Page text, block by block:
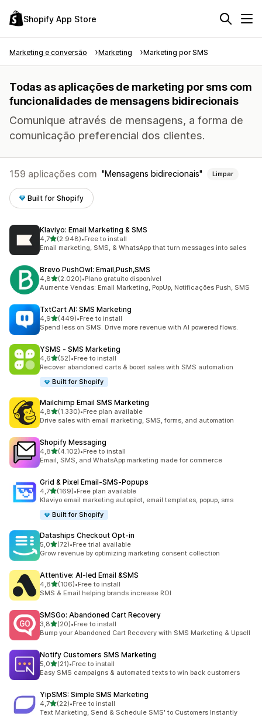
Shopify App Store
Marketing e conversão Marketing Marketing por SMS
Todas as aplicações de marketing por sms com
funcionalidades de mensagens bidirecionais
Comunique através de mensagens, a forma de
comunicação preferencial dos clientes.
159 aplicações com Mensagens bidirecionais Limpar
Built for Shopify
Klaviyo: Email Marketing & SMS
4,7de 5 estrelas
(2.948)
2948 total de avaliações
•Free to install
Email marketing, SMS, & WhatsApp that turn messages into sales
Brevo PushOwl: Email,Push,SMS
4,8de 5 estrelas
(2.020)
2020 total de avaliações
•Plano gratuito disponível
Aumente Vendas: Email Marketing, PopUp, Notificações Push, SMS
TxtCart AI: SMS Marketing
4,9de 5 estrelas
(449)
449 total de avaliações
•Free to install
Spend less on SMS. Drive more revenue with AI powered flows.
YSMS ‑ SMS Marketing
4,6de 5 estrelas
(52)
52 total de avaliações
•Free to install
Recover abandoned carts & boost sales with SMS automation
Built for Shopify
Mailchimp Email SMS Marketing
4,8de 5 estrelas
(1.330)
1330 total de avaliações
•Free plan available
Drive sales with email marketing, SMS, forms, and automation
Shopify Messaging
4,8de 5 estrelas
(4.102)
4102 total de avaliações
•Free to install
Email, SMS, and WhatsApp marketing made for commerce
Grid & Pixel Email‑SMS‑Popups
4,7de 5 estrelas
(169)
169 total de avaliações
•Free plan available
Klaviyo email marketing autopilot, email templates, popup, sms
Built for Shopify
Dataships Checkout Opt‑in
5,0de 5 estrelas
(72)
72 total de avaliações
•Free trial available
Grow revenue by optimizing marketing consent collection
Attentive: AI‑led Email &SMS
4,8de 5 estrelas
(106)
106 total de avaliações
•Free to install
SMS & Email helping brands increase ROI
SMSGo: Abandoned Cart Recovery
3,8de 5 estrelas
(20)
20 total de avaliações
•Free to install
Bump your Abandoned Cart Recovery with SMS Marketing & Upsell
Notify Customers SMS Marketing
5,0de 5 estrelas
(21)
21 total de avaliações
•Free to install
Easy SMS campaigns & automated texts to win back customers
YipSMS: Simple SMS Marketing
4,7de 5 estrelas
(22)
22 total de avaliações
•Free to install
Text Marketing, Send & Schedule SMS' to Customers Instantly